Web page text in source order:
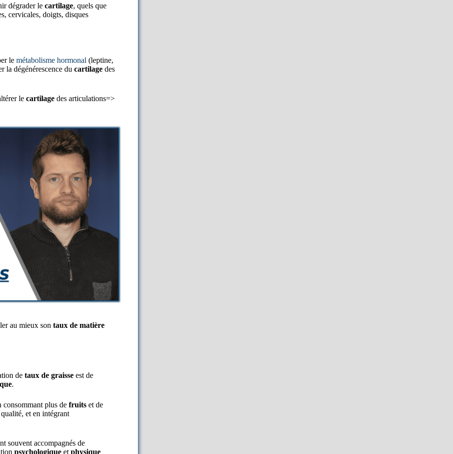
dégrader le cartilage, quels que
cervicales, doigts, disques
le métabolisme hormonal (leptine,
la dégénérescence du cartilage des
le cartilage des articulations=>
au mieux son taux de matière
de taux de graisse est de
.
consommant plus de fruits et de
et en intégrant
souvent accompagnés de
psychologique et physique